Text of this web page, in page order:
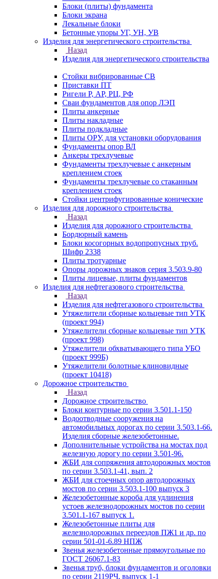
Блоки (плиты) фундамента
Блоки экрана
Лекальные блоки
Бетонные упоры УГ, УН, УВ
Изделия для энергетического строительства
Назад
Изделия для энергетического строительства
Стойки вибрированные СВ
Приставки ПТ
Ригели Р, АР, РЦ, РФ
Сваи фундаментов для опор ЛЭП
Плиты анкерные
Плиты накладные
Плиты подкладные
Плиты ОРУ, для установки оборудования
Фундаменты опор ВЛ
Анкеры трехлучевые
Фундаменты трехлучевые с анкерным
креплением стоек
Фундаменты трехлучевые со стаканным
креплением стоек
Стойки центрифугированные конические
Изделия для дорожного строительства
Назад
Изделия для дорожного строительства
Бордюрный камень
Блоки косогорных водопропусных труб.
Шифр 2338
Плиты тротуарные
Опоры дорожных знаков серия 3.503.9-80
Плиты лицевые, плиты фундаментов
Изделия для нефтегазового строительства
Назад
Изделия для нефтегазового строительства
Утяжелители сборные кольцевые тип УТК
(проект 994)
Утяжелители сборные кольцевые тип УТК
(проект 998)
Утяжелители обхватывающего типа УБО
(проект 999Б)
Утяжелители болотные клиновидные
(проект 10418)
Дорожное строительство
Назад
Дорожное строительство
Блоки контурные по серии 3.501.1-150
Водоотводные сооружения на
автомобильных дорогах по серии 3.503.1-66.
Изделия сборные железобетонные.
Дополнительные устройства на мостах под
железную дорогу по серии 3.501-96.
ЖБИ для сопряжения автодорожных мостов
по серии 3.503.1-41, вып. 2
ЖБИ для стоечных опор автодорожных
мостов по серии 3.503.1-100 выпуск 3
Железобетонные короба для удлинения
устоев железнодорожных мостов по серии
3.501.1-167 выпуск 1.
Железобетонные плиты для
железнодорожных переездов ПЖ1 и др. по
серии 501-01-6.89 НПЖ
Звенья железобетонные прямоугольные по
ГОСТ 26067.1-83
Звенья труб, блоки фундаментов и оголовки
по серии 2119РЧ, выпуск 1-1